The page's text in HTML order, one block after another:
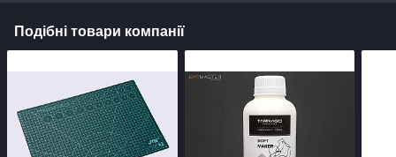
Подібні товари компанії